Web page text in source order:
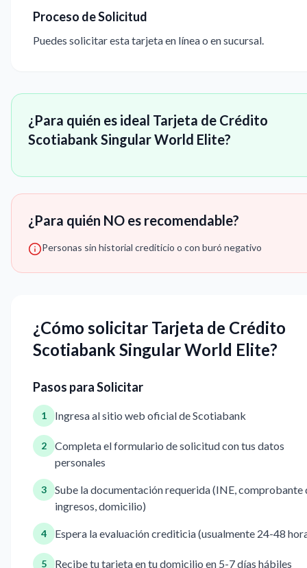
Proceso de Solicitud
Puedes solicitar esta tarjeta en línea o en sucursal.
¿Para quién es ideal Tarjeta de Crédito
Scotiabank Singular World Elite?
¿Para quién NO es recomendable?
Personas sin historial crediticio o con buró negativo
¿Cómo solicitar Tarjeta de Crédito
Scotiabank Singular World Elite?
Pasos para Solicitar
1 Ingresa al sitio web oficial de Scotiabank
2
Completa el formulario de solicitud con tus datos
personales
3
Sube la documentación requerida (INE, comprobante
ingresos, domicilio)
4 Espera la evaluación crediticia (usualmente 24-48
5 Recibe tu tarjeta en tu domicilio en 5-7 días hábiles